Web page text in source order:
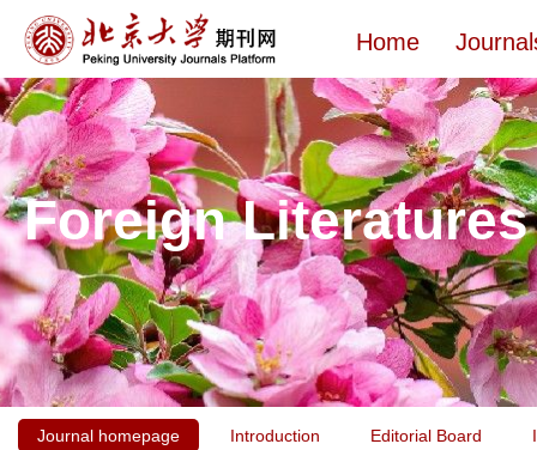
Home
Foreign Literatures
Journal homepage Introduction Editorial Board